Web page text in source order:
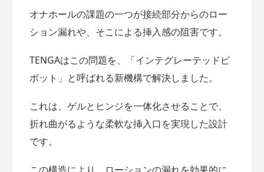
オナホールの課題の一つが接続部分からのロー
ション漏れや、そこによる挿入感の阻害です。
TENGAはこの問題を、「インテグレーテッドピ
ボット」と呼ばれる新機構で解決しました。
これは、ゲルとヒンジを一体化させることで、
折れ曲がるような柔軟な挿入口を実現した設計
です。